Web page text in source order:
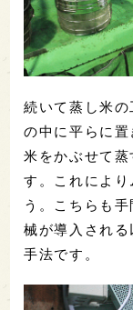
続いて蒸し米
の中に平らに
米をかぶせて
す。これによ
う。こちらも
械が導入され
手法です。